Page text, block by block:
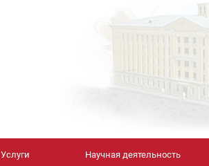
Услуги Научная деятельность